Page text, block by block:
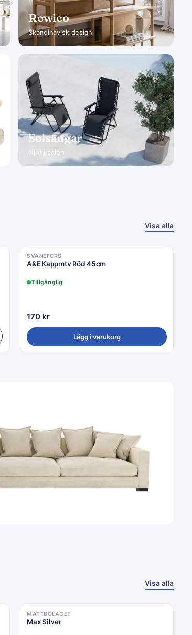
Rowico
Skandinavisk design
Solsängar
Njut i solen
Visa alla
SVANEFORS
A&E Kappmtv Röd 45cm
Tillgänglig
170 kr
Lägg i varukorg
Visa alla
MATTBOLAGET
Max Silver